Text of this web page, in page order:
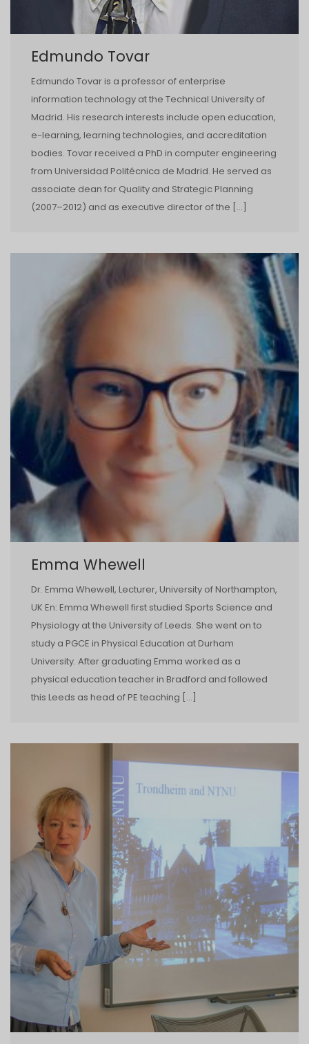
Edmundo Tovar
Edmundo Tovar is a professor of enterprise
information technology at the Technical University of
Madrid. His research interests include open education,
e-learning, learning technologies, and accreditation
bodies. Tovar received a PhD in computer engineering
from Universidad Politécnica de Madrid. He served as
associate dean for Quality and Strategic Planning
(2007–2012) and as executive director of the […]
Emma Whewell
Dr. Emma Whewell, Lecturer, University of Northampton,
UK En: Emma Whewell first studied Sports Science and
Physiology at the University of Leeds. She went on to
study a PGCE in Physical Education at Durham
University. After graduating Emma worked as a
physical education teacher in Bradford and followed
this Leeds as head of PE teaching […]